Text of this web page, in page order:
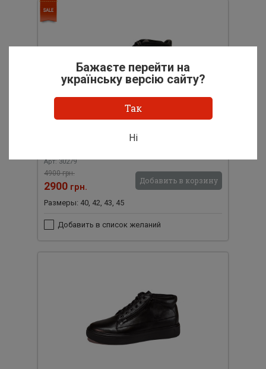
Мужские зимние кожаные ботинки
Арт: 30279
4900 грн.
2900 грн.
Добавить в корзину
Размеры: 40, 42, 43, 45
Добавить в список желаний
Бажаєте перейти на
українську версію сайту?
Так
Ні